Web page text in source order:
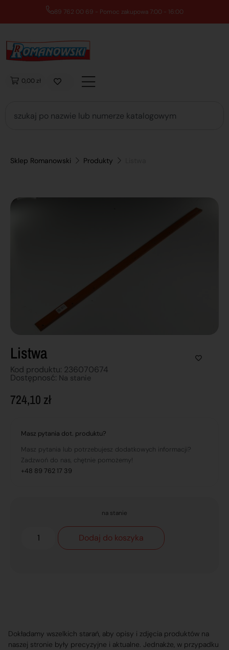
89 762 00 69 - Pomoc zakupowa 7:00 - 16:00
0,00 zł
Sklep Romanowski Produkty
Listwa
Kod produktu: 236070674
Dostępnosć: Na stanie
724,10 zł
Masz pytania dot. produktu?
Masz pytania lub potrzebujesz dodatkowych informacji?
Zadzwoń do nas, chętnie pomożemy!
+48 89 762 17 39
na stanie
Dodaj do koszyka
Dokładamy wszelkich starań, aby opisy i zdjęcia produktów na
naszej stronie były precyzyjne i aktualne. Jednakże, w przypadku